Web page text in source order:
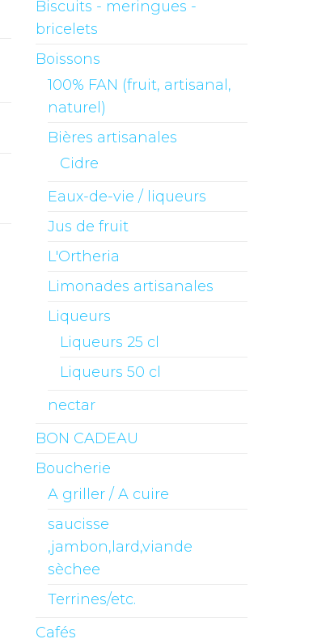
Biscuits - meringues -
bricelets
Boissons
100% FAN (fruit, artisanal,
naturel)
Bières artisanales
Cidre
Eaux-de-vie / liqueurs
Jus de fruit
L'Ortheria
Limonades artisanales
Liqueurs
Liqueurs 25 cl
Liqueurs 50 cl
nectar
BON CADEAU
Boucherie
A griller / A cuire
saucisse
,jambon,lard,viande
sèchee
Terrines/etc.
Cafés